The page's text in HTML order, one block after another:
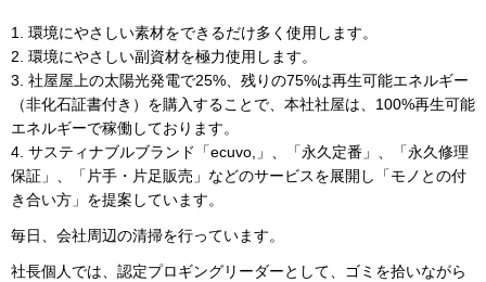
1. 環境にやさしい素材をできるだけ多く使用します。
2. 環境にやさしい副資材を極力使用します。
3. 社屋屋上の太陽光発電で25%、残りの75%は再生可能エネルギー
（非化石証書付き）を購入することで、本社社屋は、100%再生可能
エネルギーで稼働しております。
4. サスティナブルブランド「ecuvo,」、「永久定番」、「永久修理
保証」、「片手・片足販売」などのサービスを展開し「モノとの付
き合い方」を提案しています。
毎日、会社周辺の清掃を行っています。
社長個人では、認定プロギングリーダーとして、ゴミを拾いながら